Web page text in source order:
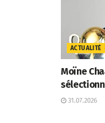
ACTUALITÉ
Moïne
31.07.2026